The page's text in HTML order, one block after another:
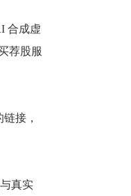
合成虚
荐股服
接，
真实